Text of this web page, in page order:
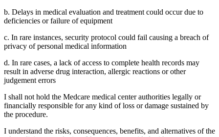
b. Delays in medical evaluation and treatment could occur due to
deficiencies or failure of equipment
c. In rare instances, security protocol could fail causing a breach of
privacy of personal medical information
d. In rare cases, a lack of access to complete health records may
result in adverse drug interaction, allergic reactions or other
judgement errors
I shall not hold the Medcare medical center authorities legally or
financially responsible for any kind of loss or damage sustained by
the procedure.
I understand the risks, consequences, benefits, and alternatives of the